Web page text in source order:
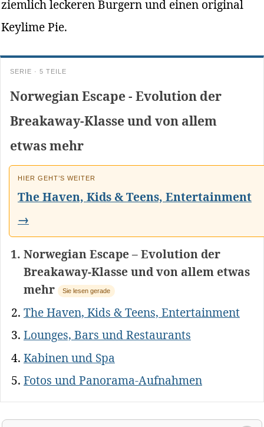
ziemlich leckeren Burgern und einen original
Keylime Pie.
SERIE · 5 TEILE
Norwegian Escape - Evolution der
Breakaway-Klasse und von allem
etwas mehr
HIER GEHT’S WEITER
The Haven, Kids & Teens, Entertainment
→
Norwegian Escape – Evolution der
Breakaway-Klasse und von allem etwas
mehr
Sie lesen gerade
The Haven, Kids & Teens, Entertainment
Lounges, Bars und Restaurants
Kabinen und Spa
Fotos und Panorama-Aufnahmen